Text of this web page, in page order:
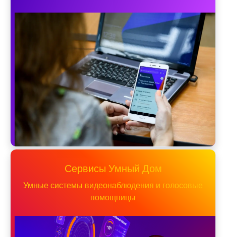
Сервисы Умный Дом
Умные системы видеонаблюдения и голосовые
помощницы